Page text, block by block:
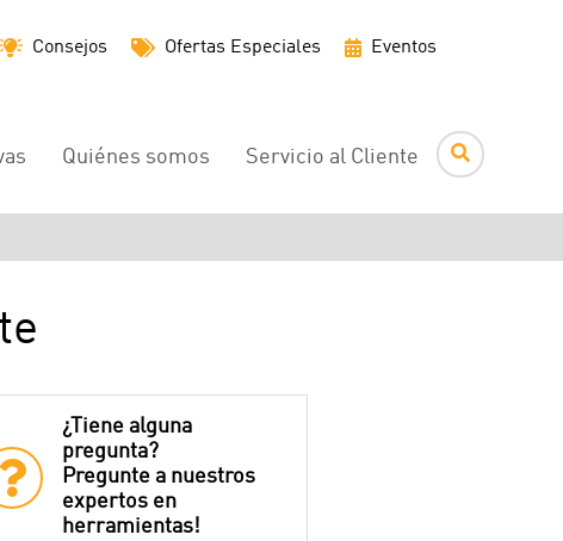
Consejos Ofertas Especiales Eventos
Quiénes somos Servicio al Cliente
¿Tiene alguna
pregunta?
Pregunte a nuestros
expertos en
herramientas!